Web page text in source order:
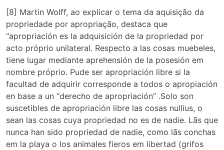
[8] Martin Wolff, ao explicar o tema da aquisição da
propriedade por apropriação, destaca que
“apropriación es la adquisición de la propriedad por
acto próprio unilateral. Respecto a las cosas muebeles,
tiene lugar mediante aprehensión de la posesión em
nombre próprio. Pude ser apropriación libre si la
facultad de adquirir corresponde a todos o apropiación
en base a un “derecho de apropriación” .Solo son
suscetibles de apropriación libre las cosas nullius, o
sean las cosas cuya propriedad no es de nadie. Lãs que
nunca han sido propriedad de nadie, como lãs conchas
em la playa o los animales fieros em libertad (grifos